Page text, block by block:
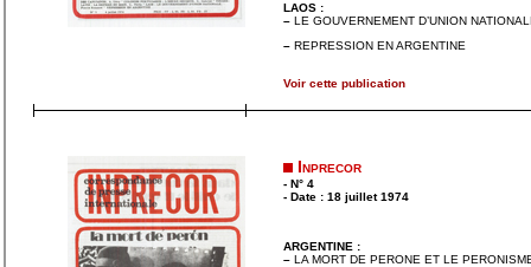
LAOS :
– LE GOUVERNEMENT D’UNION
– REPRESSION EN ARGENTINE
Voir cette publication
Inprecor
- N° 4
- Date : 18 juillet 1974
ARGENTINE :
– LA MORT DE PERONE ET LE